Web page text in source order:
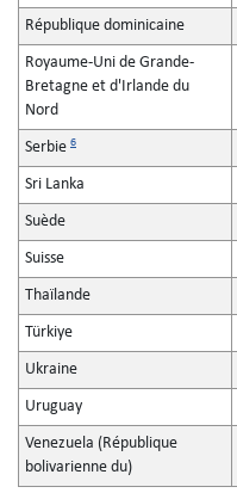
République dominicaine
Royaume-Uni de Grande-
Bretagne et d'Irlande du
Nord
Serbie 6
Sri Lanka
Suède
Suisse
Thaïlande
Türkiye
Ukraine
Uruguay
Venezuela (République
bolivarienne du)